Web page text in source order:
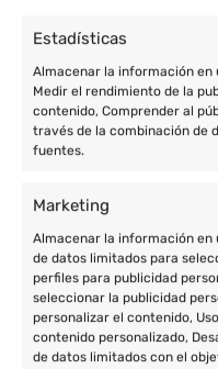
Estadísticas
Almacenar la información en
Medir el rendimiento de la
contenido, Comprender al
través de la combinación de
fuentes.
Marketing
Almacenar la información en
de datos limitados para
perfiles para publicidad
seleccionar la publicidad
personalizar el contenido,
contenido personalizado,
de datos limitados con el